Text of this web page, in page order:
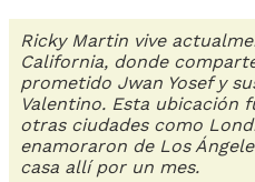
Ricky Martin vive
California, donde
prometido Jwan Yosef y
Valentino. Esta ubicación
otras ciudades como
enamoraron de Los
casa allí por un mes.